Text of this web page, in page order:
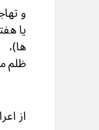
و
یا
ها)،
ظلم
از